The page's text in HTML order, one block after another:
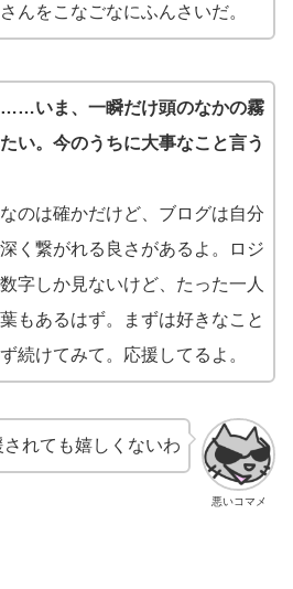
んをこなごなにふんさいだ。
……いま、一瞬だけ頭のなかの霧
い。今のうちに大事なこと言う
のは確かだけど、ブログは自分
く繋がれる良さがあるよ。ロジ
字しか見ないけど、たった一人
もあるはず。まずは好きなこと
続けてみて。応援してるよ。
悪いコマメ
れても嬉しくないわ